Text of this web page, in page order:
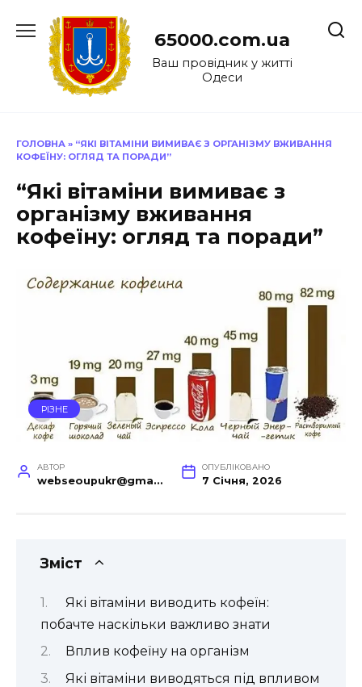
до
65000.com.ua
Ваш провідник у житті
Одеси
ГОЛОВНА » “ЯКІ ВІТАМІНИ ВИМИВАЄ З ОРГАНІЗМУ ВЖИВАННЯ
КОФЕЇНУ: ОГЛЯД ТА ПОРАДИ”
“Які вітаміни вимиває з
організму вживання
кофеїну: огляд та поради”
РІЗНЕ
АВТОР
webseoupukr@gmail.com
ОПУБЛІКОВАНО
7 Січня, 2026
Зміст
Які вітаміни виводить кофеїн:
побачте наскільки важливо знати
Вплив кофеїну на організм
Які вітаміни виводяться під впливом